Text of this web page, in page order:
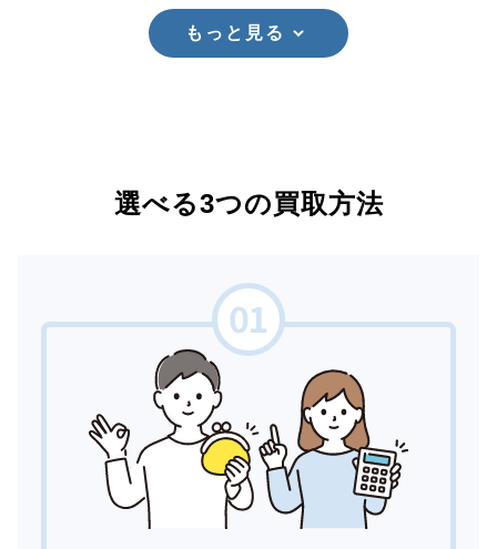
もっと見る
選べる3つの買取方法